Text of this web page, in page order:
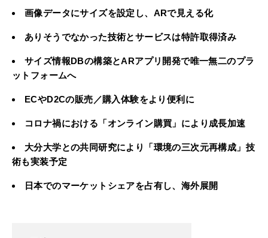
画像データにサイズを設定し、ARで見える化
ありそうでなかった技術とサービスは特許取得済み
サイズ情報DBの構築とARアプリ開発で唯一無二のプラ
ットフォームへ
ECやD2Cの販売／購入体験をより便利に
コロナ禍における「オンライン購買」により成長加速
大分大学との共同研究により「環境の三次元再構成」技
術も実装予定
日本でのマーケットシェアを占有し、海外展開